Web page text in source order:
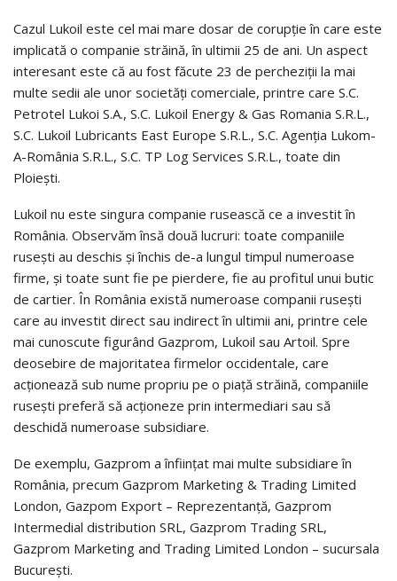
Cazul Lukoil este cel mai mare dosar de corupţie în care este
implicată o companie străină, în ultimii 25 de ani. Un aspect
interesant este că au fost făcute 23 de percheziţii la mai
multe sedii ale unor societăţi comerciale, printre care S.C.
Petrotel Lukoi S.A., S.C. Lukoil Energy & Gas Romania S.R.L.,
S.C. Lukoil Lubricants East Europe S.R.L., S.C. Agenţia Lukom-
A-România S.R.L., S.C. TP Log Services S.R.L., toate din
Ploieşti.
Lukoil nu este singura companie rusească ce a investit în
România. Observăm însă două lucruri: toate companiile
ruseşti au deschis şi închis de-a lungul timpul numeroase
firme, şi toate sunt fie pe pierdere, fie au profitul unui butic
de cartier. În România există numeroase companii ruseşti
care au investit direct sau indirect în ultimii ani, printre cele
mai cunoscute figurând Gazprom, Lukoil sau Artoil. Spre
deosebire de majoritatea firmelor occidentale, care
acţionează sub nume propriu pe o piaţă străină, companiile
ruseşti preferă să acţioneze prin intermediari sau să
deschidă numeroase subsidiare.
De exemplu, Gazprom a înfiinţat mai multe subsidiare în
România, precum Gazprom Marketing & Trading Limited
London, Gazpom Export – Reprezentanţă, Gazprom
Intermedial distribution SRL, Gazprom Trading SRL,
Gazprom Marketing and Trading Limited London – sucursala
Bucureşti.